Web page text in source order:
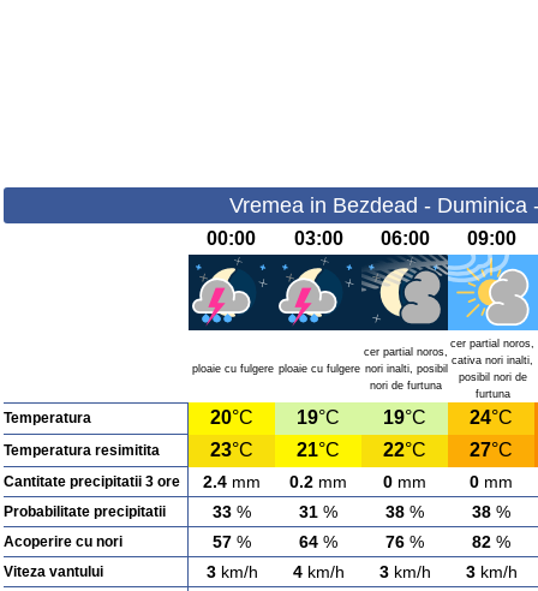
Vremea in Bezdead - Duminica
00:00 03:00 06:00 09:00
ploaie cu fulgere ploaie cu fulgere
cer partial noros,
nori inalti, posibil
nori de furtuna
cer partial noros,
cativa nori inalti,
posibil nori de
furtuna
Temperatura 20°C 19°C 19°C 24°C
Temperatura resimitita 23°C 21°C 22°C 27°C
Cantitate precipitatii 3 ore 2.4 mm 0.2 mm 0 mm 0 mm
Probabilitate precipitatii 33 % 31 % 38 % 38 %
Acoperire cu nori 57 % 64 % 76 % 82 %
Viteza vantului 3km/h 4km/h 3km/h 3km/h